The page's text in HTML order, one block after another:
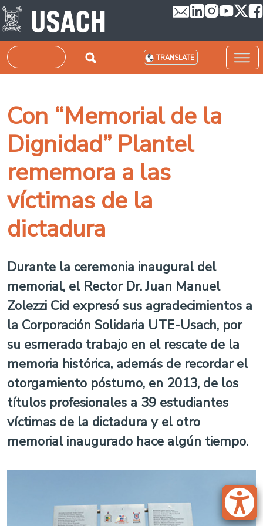
Skip to main content
Search TRANSLATE
Con “Memorial de la
Dignidad” Plantel
rememora a las
víctimas de la
dictadura
Durante la ceremonia inaugural del
memorial, el Rector Dr. Juan Manuel
Zolezzi Cid expresó sus agradecimientos a
la Corporación Solidaria UTE-Usach, por
su esmerado trabajo en el rescate de la
memoria histórica, además de recordar el
otorgamiento póstumo, en 2013, de los
títulos profesionales a 39 estudiantes
víctimas de la dictadura y el otro
memorial inaugurado hace algún tiempo.